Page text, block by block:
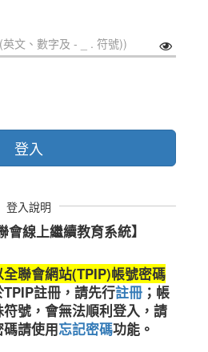
登入
登入說明
會線上繼續教育系統】
聯會網站(TPIP)帳號密碼
註冊，請先行註冊 ；帳
號，會無法順利登入，請
請使用忘記密碼功能。